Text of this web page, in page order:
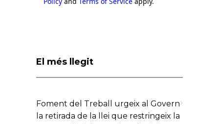
El més llegit
Foment del Treball urgeix al Govern
la retirada de la llei que restringeix la